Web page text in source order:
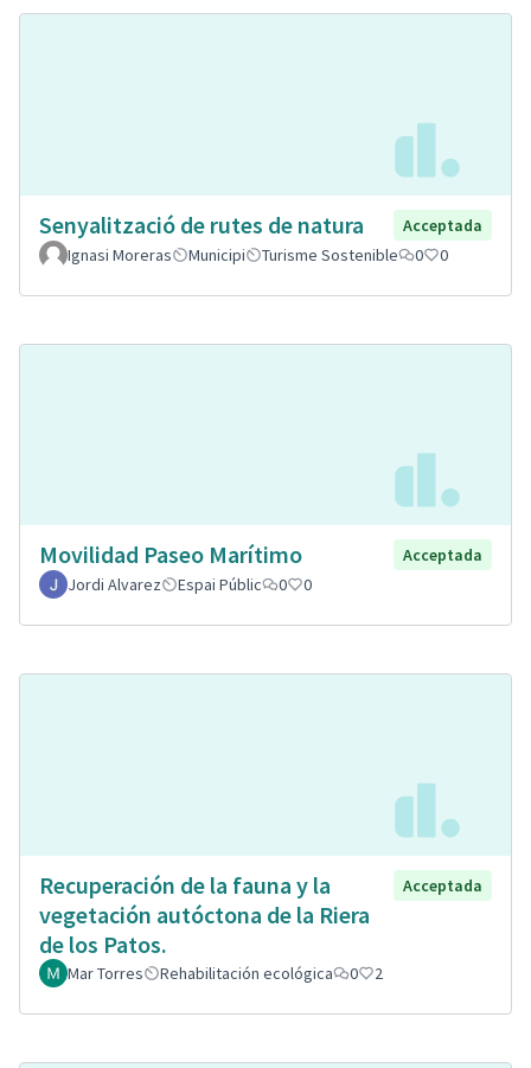
Senyalització de rutes de natura
Acceptada
Ignasi Moreras
Municipi Turisme Sostenible 0 0
Movilidad Paseo Marítimo
Acceptada
Jordi Alvarez
Espai Públic 0 0
Recuperación de la fauna y la
vegetación autóctona de la Riera
de los Patos.
Acceptada
Mar Torres Rehabilitación ecológica 0 2